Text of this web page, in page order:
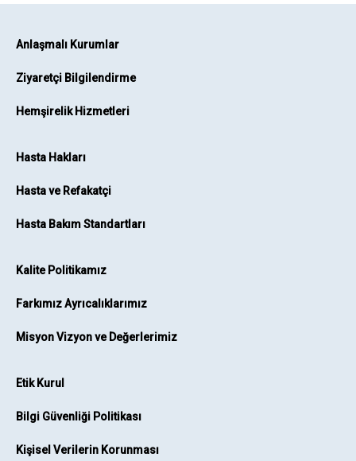
Anlaşmalı Kurumlar
Ziyaretçi Bilgilendirme
Hemşirelik Hizmetleri
Hasta Hakları
Hasta ve Refakatçi
Hasta Bakım Standartları
Kalite Politikamız
Farkımız Ayrıcalıklarımız
Misyon Vizyon ve Değerlerimiz
Etik Kurul
Bilgi Güvenliği Politikası
Kişisel Verilerin Korunması